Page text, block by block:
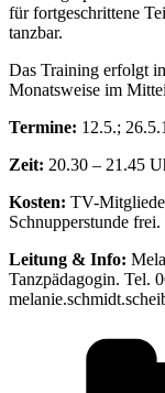
für fortgeschrittene
tanzbar.
Das Training erfolgt
Monatsweise im
Termine: 12.5.;
Zeit: 20.30 – 21.45
Kosten: TV-
Schnupperstunde frei.
Leitung & Info:
Tanzpädagogin. Tel.